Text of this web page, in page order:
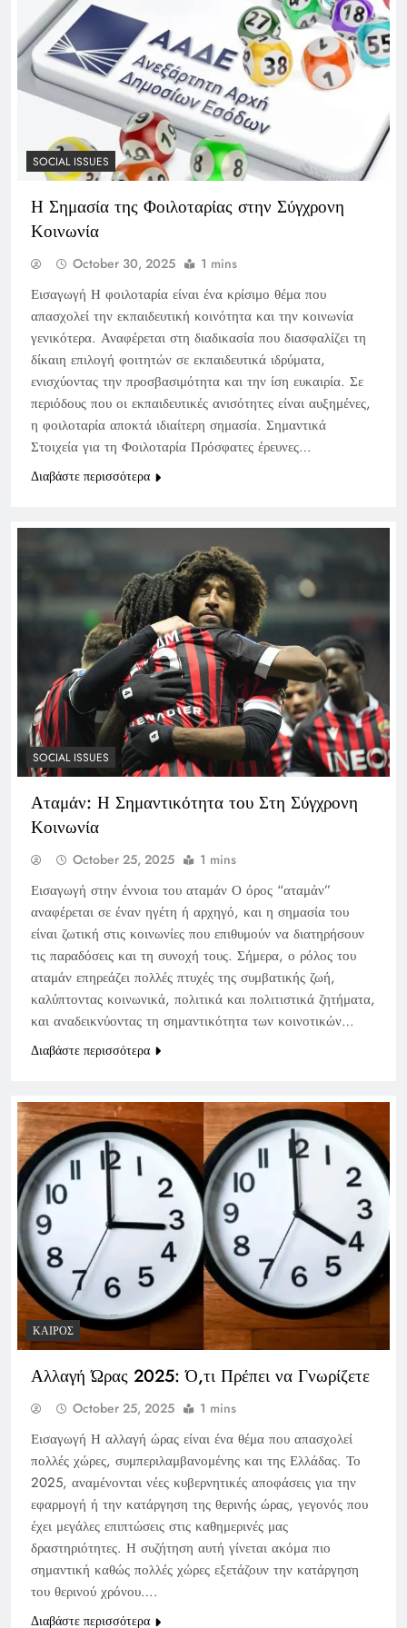
SOCIAL ISSUES
Η Σημασία της Φοιλοταρίας στην Σύγχρονη
Κοινωνία
October 30, 2025 1 mins
Εισαγωγή Η φοιλοταρία είναι ένα κρίσιμο θέμα που
απασχολεί την εκπαιδευτική κοινότητα και την κοινωνία
γενικότερα. Αναφέρεται στη διαδικασία που διασφαλίζει τη
δίκαιη επιλογή φοιτητών σε εκπαιδευτικά ιδρύματα,
ενισχύοντας την προσβασιμότητα και την ίση ευκαιρία. Σε
περιόδους που οι εκπαιδευτικές ανισότητες είναι αυξημένες,
η φοιλοταρία αποκτά ιδιαίτερη σημασία. Σημαντικά
Στοιχεία για τη Φοιλοταρία Πρόσφατες έρευνες…
Διαβάστε περισσότερα
SOCIAL ISSUES
Αταμάν: Η Σημαντικότητα του Στη Σύγχρονη
Κοινωνία
October 25, 2025 1 mins
Εισαγωγή στην έννοια του αταμάν Ο όρος “αταμάν”
αναφέρεται σε έναν ηγέτη ή αρχηγό, και η σημασία του
είναι ζωτική στις κοινωνίες που επιθυμούν να διατηρήσουν
τις παραδόσεις και τη συνοχή τους. Σήμερα, ο ρόλος του
αταμάν επηρεάζει πολλές πτυχές της συμβατικής ζωή,
καλύπτοντας κοινωνικά, πολιτικά και πολιτιστικά ζητήματα,
και αναδεικνύοντας τη σημαντικότητα των κοινοτικών…
Διαβάστε περισσότερα
ΚΑΙΡΌΣ
Αλλαγή Ώρας 2025: Ό,τι Πρέπει να Γνωρίζετε
October 25, 2025 1 mins
Εισαγωγή Η αλλαγή ώρας είναι ένα θέμα που απασχολεί
πολλές χώρες, συμπεριλαμβανομένης και της Ελλάδας. Το
2025, αναμένονται νέες κυβερνητικές αποφάσεις για την
εφαρμογή ή την κατάργηση της θερινής ώρας, γεγονός που
έχει μεγάλες επιπτώσεις στις καθημερινές μας
δραστηριότητες. Η συζήτηση αυτή γίνεται ακόμα πιο
σημαντική καθώς πολλές χώρες εξετάζουν την κατάργηση
του θερινού χρόνου….
Διαβάστε περισσότερα